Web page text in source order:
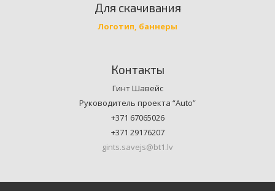
Для скачивания
Логотип, баннеры
Контакты
Гинт Шавейс
Руководитель проекта “Auto”
+371 67065026
+371 29176207
gints.savejs@bt1.lv